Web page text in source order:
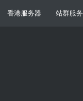
香港服务器 站群服